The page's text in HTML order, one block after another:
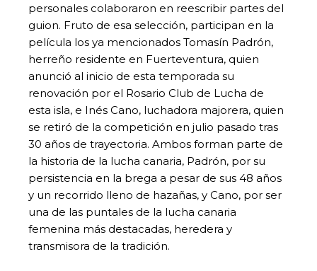
personales colaboraron en reescribir partes del
guion. Fruto de esa selección, participan en la
película los ya mencionados Tomasín Padrón,
herreño residente en Fuerteventura, quien
anunció al inicio de esta temporada su
renovación por el Rosario Club de Lucha de
esta isla, e Inés Cano, luchadora majorera, quien
se retiró de la competición en julio pasado tras
30 años de trayectoria. Ambos forman parte de
la historia de la lucha canaria, Padrón, por su
persistencia en la brega a pesar de sus 48 años
y un recorrido lleno de hazañas, y Cano, por ser
una de las puntales de la lucha canaria
femenina más destacadas, heredera y
transmisora de la tradición.